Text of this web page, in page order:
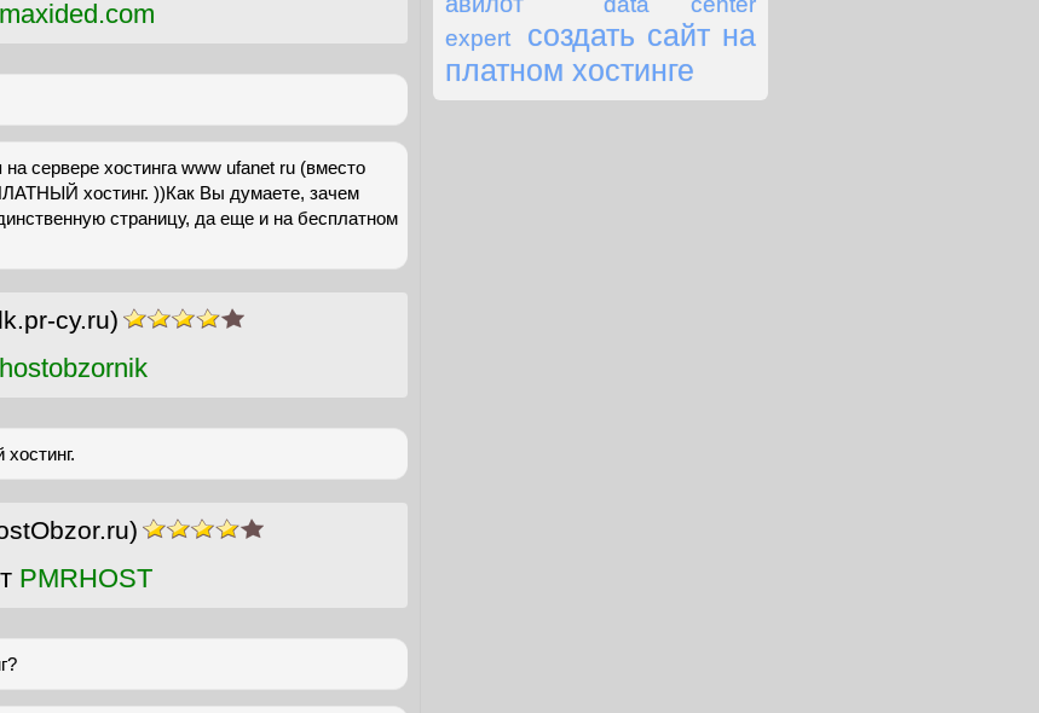
maxided.com
сервере хостинга www ufanet ru (вместо
хостинг. ))Как Вы думаете, зачем
страницу, да еще и на бесплатном
cy.ru)
hostobzornik
PMRHOST
expert
создать сайт на
платном хостинге